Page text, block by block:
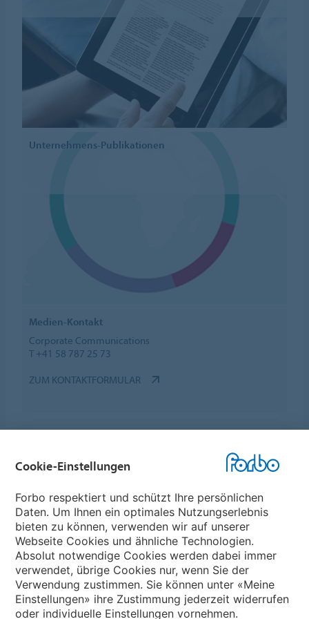
Unternehmens-Publikationen
Medien-Kontakt
Corporate Communications
T +41 58 787 25 73
ZUM KONTAKTFORMULAR
Forbo-Gruppe
Forbo Flooring Systems
Forbo Movement Systems
Cookie-Einstellungen
Forbo respektiert und schützt Ihre persönlichen
Daten. Um Ihnen ein optimales Nutzungserlebnis
bieten zu können, verwenden wir auf unserer
Webseite Cookies und ähnliche Technologien.
Absolut notwendige Cookies werden dabei immer
verwendet, übrige Cookies nur, wenn Sie der
Verwendung zustimmen. Sie können unter «Meine
Einstellungen» ihre Zustimmung jederzeit widerrufen
oder individuelle Einstellungen vornehmen.